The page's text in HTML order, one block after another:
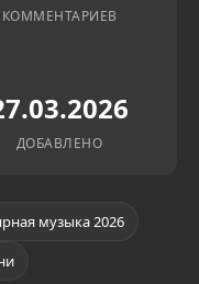
КОММЕНТАРИЕВ
ДОБАВЛЕНО
музыка 2026